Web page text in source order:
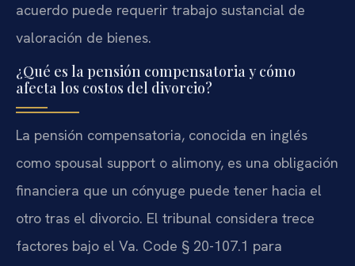
acuerdo puede requerir trabajo sustancial de
valoración de bienes.
¿Qué es la pensión compensatoria y cómo
afecta los costos del divorcio?
La pensión compensatoria, conocida en inglés
como spousal support o alimony, es una obligación
financiera que un cónyuge puede tener hacia el
otro tras el divorcio. El tribunal considera trece
factores bajo el Va. Code § 20-107.1 para